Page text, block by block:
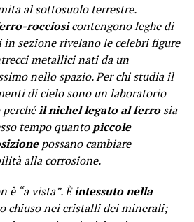
al sottosuolo terrestre.
rocciosicontengono leghe di
sezione rivelano le celebri figure
metallici nati da un
nello spazio. Per chi studia il
di cielo sono un laboratorio
il nichel legato al ferrosia
tempo quantopiccole
possano cambiare
alla corrosione.
è “a vista”. Èintessuto nella
chiuso nei cristalli dei minerali;